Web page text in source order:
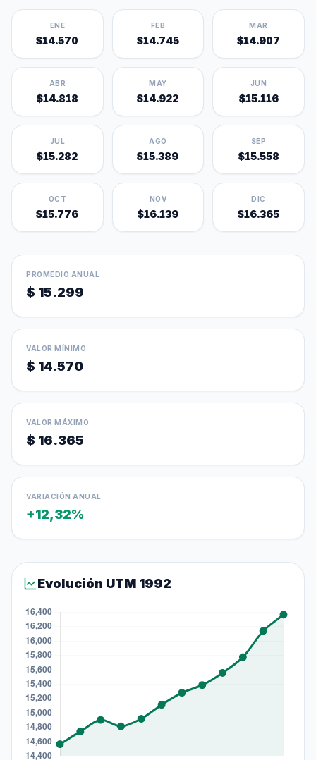
ENE
$14.570
FEB
$14.745
MAR
$14.907
ABR
$14.818
MAY
$14.922
JUN
$15.116
JUL
$15.282
AGO
$15.389
SEP
$15.558
OCT
$15.776
NOV
$16.139
DIC
$16.365
PROMEDIO ANUAL
$ 15.299
VALOR MÍNIMO
$ 14.570
VALOR MÁXIMO
$ 16.365
VARIACIÓN ANUAL
+12,32%
Evolución UTM 1992